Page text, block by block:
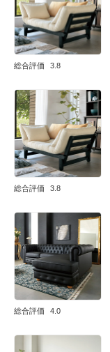
総合評価 3.8
総合評価 3.8
総合評価 4.0